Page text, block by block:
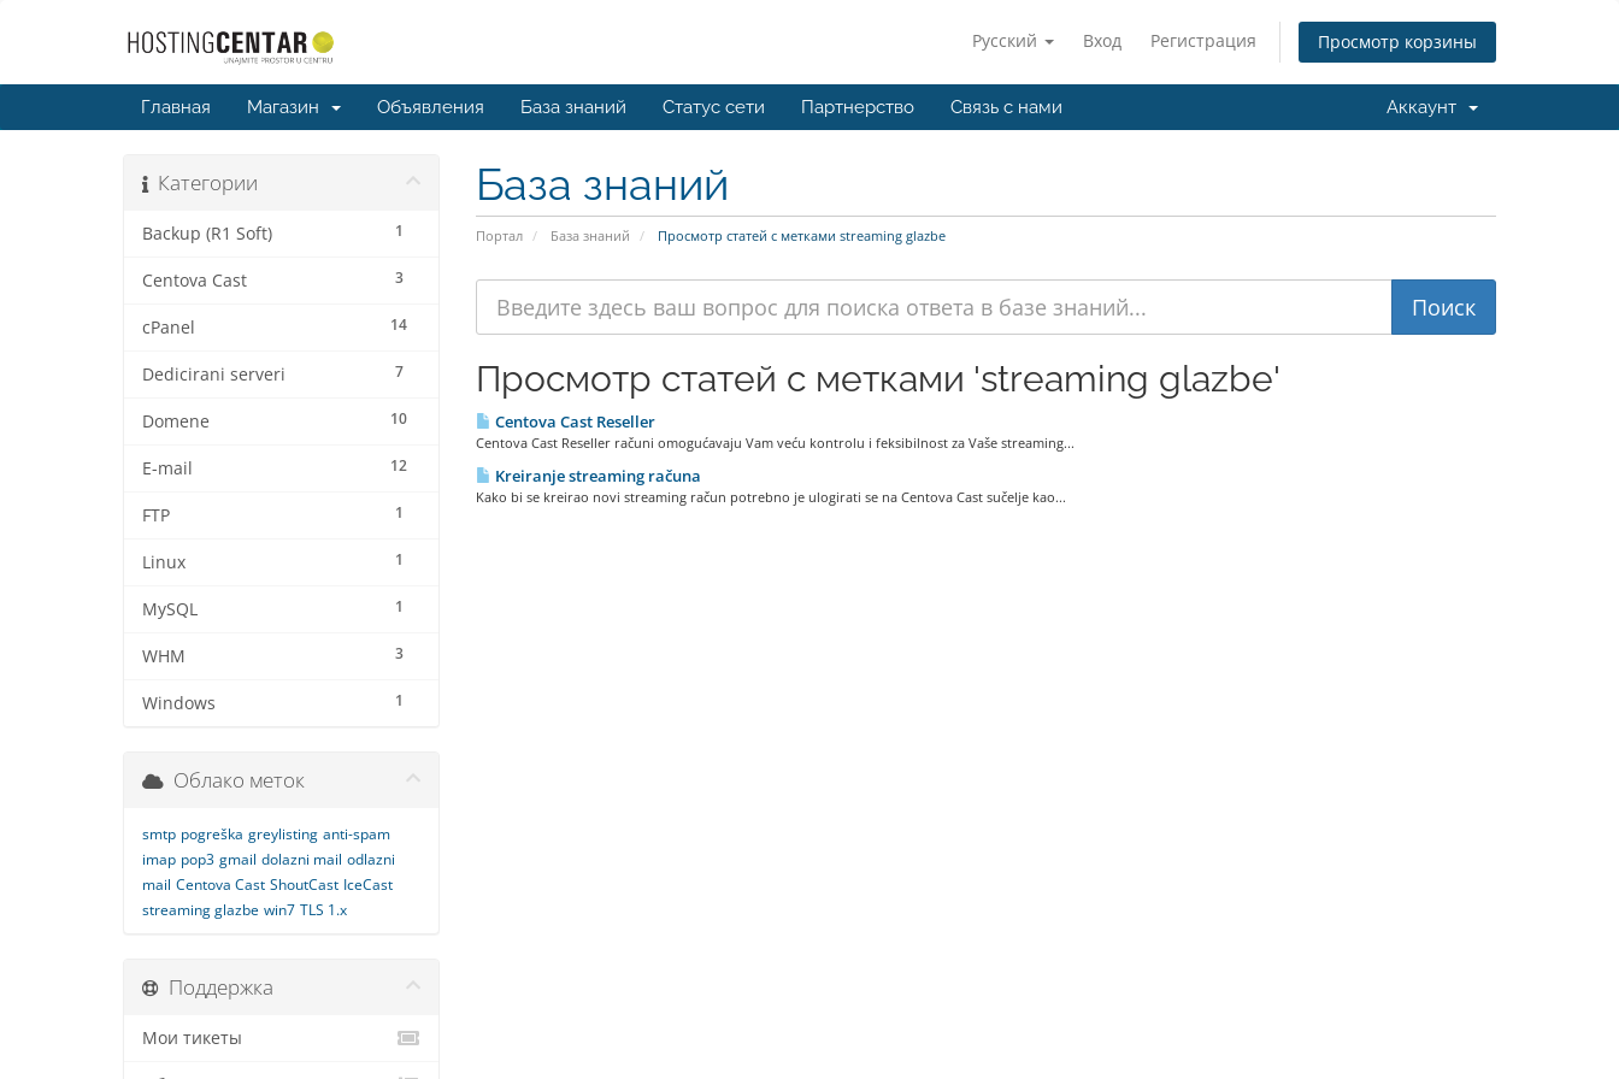
Русский Вход Регистрация Просмотр корзины
Главная Магазин Объявления База знаний Статус сети Партнерство Связь с нами Аккаунт
База знаний
Портал База знаний Просмотр статей с метками streaming glazbe
Категории
1
Backup (R1 Soft)
3
Centova Cast
14
cPanel
7
Dedicirani serveri
10
Domene
12
E-mail
1
FTP
1
Linux
1
MySQL
3
WHM
1
Windows
Просмотр статей с метками 'streaming glazbe'
Centova Cast Reseller
Centova Cast Reseller računi omogućavaju Vam veću kontrolu i feksibilnost za Vaše streaming...
Kreiranje streaming računa
Kako bi se kreirao novi streaming račun potrebno je ulogirati se na Centova Cast sučelje kao...
Облако меток
smtp pogreška greylisting anti-spam
imap pop3 gmail dolazni mail odlazni
mail Centova Cast ShoutCast IceCast
streaming glazbe win7 TLS 1.x
Поддержка
Мои тикеты